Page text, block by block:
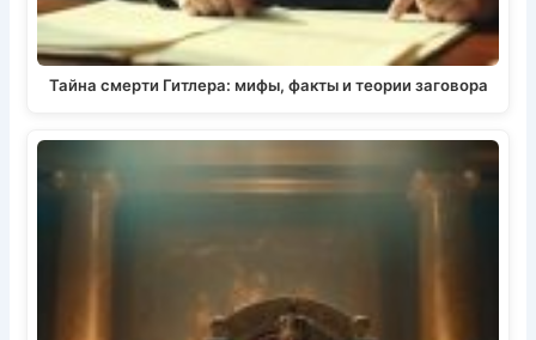
Тайна смерти Гитлера: мифы, факты и теории заговора